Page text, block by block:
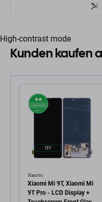
High-contrast mode
Kunden kaufen
Xiaomi
Xiaomi Mi 9T, Xiaomi Mi
9T Pro - LCD Display +